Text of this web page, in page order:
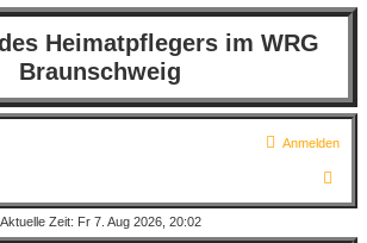
Heimatpflegers im WRG
Braunschweig
Anmelden
u
c
Aktuelle Zeit: Fr 7. Aug 2026, 20:02